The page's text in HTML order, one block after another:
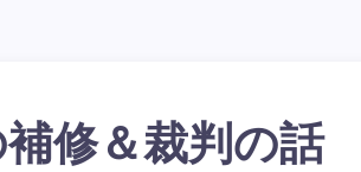
修＆裁判の話